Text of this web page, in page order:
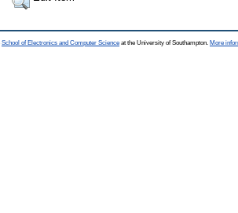
School of Electronics and Computer Science at the University of Southampton. More